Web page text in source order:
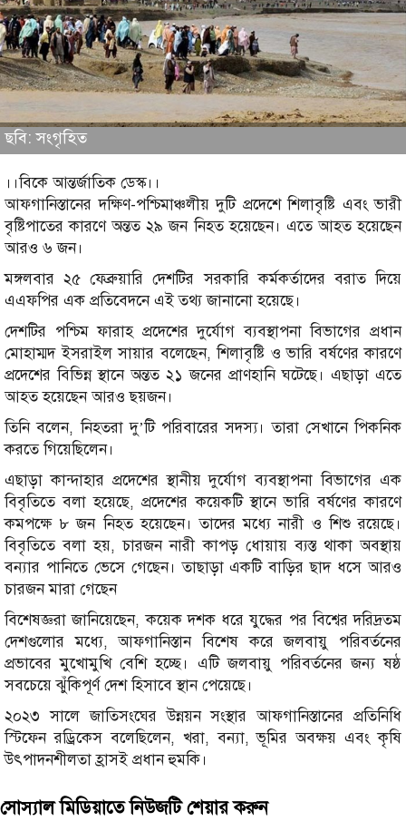
ছবি: সংগৃহিত
।।বিকে আন্তর্জাতিক ডেস্ক।।
আফগানিস্তানের দক্ষিণ-পশ্চিমাঞ্চলীয় দুটি প্রদেশে শিলাবৃষ্টি এবং ভারী
বৃষ্টিপাতের কারণে অন্তত ২৯ জন নিহত হয়েছেন। এতে আহত হয়েছেন
আরও ৬ জন।
মঙ্গলবার ২৫ ফেব্রুয়ারি দেশটির সরকারি কর্মকর্তাদের বরাত দিয়ে
এএফপির এক প্রতিবেদনে এই তথ্য জানানো হয়েছে।
দেশটির পশ্চিম ফারাহ প্রদেশের দুর্যোগ ব্যবস্থাপনা বিভাগের প্রধান
মোহাম্মদ ইসরাইল সায়ার বলেছেন, শিলাবৃষ্টি ও ভারি বর্ষণের কারণে
প্রদেশের বিভিন্ন স্থানে অন্তত ২১ জনের প্রাণহানি ঘটেছে। এছাড়া এতে
আহত হয়েছেন আরও ছয়জন।
তিনি বলেন, নিহতরা দু’টি পরিবারের সদস্য। তারা সেখানে পিকনিক
করতে গিয়েছিলেন।
এছাড়া কান্দাহার প্রদেশের স্থানীয় দুর্যোগ ব্যবস্থাপনা বিভাগের এক
বিবৃতিতে বলা হয়েছে, প্রদেশের কয়েকটি স্থানে ভারি বর্ষণের কারণে
কমপক্ষে ৮ জন নিহত হয়েছেন। তাদের মধ্যে নারী ও শিশু রয়েছে।
বিবৃতিতে বলা হয়, চারজন নারী কাপড় ধোয়ায় ব্যস্ত থাকা অবস্থায়
বন্যার পানিতে ভেসে গেছেন। তাছাড়া একটি বাড়ির ছাদ ধসে আরও
চারজন মারা গেছেন
বিশেষজ্ঞরা জানিয়েছেন, কয়েক দশক ধরে যুদ্ধের পর বিশ্বের দরিদ্রতম
দেশগুলোর মধ্যে, আফগানিস্তান বিশেষ করে জলবায়ু পরিবর্তনের
প্রভাবের মুখোমুখি বেশি হচ্ছে। এটি জলবায়ু পরিবর্তনের জন্য ষষ্ঠ
সবচেয়ে ঝুঁকিপূর্ণ দেশ হিসাবে স্থান পেয়েছে।
২০২৩ সালে জাতিসংঘের উন্নয়ন সংস্থার আফগানিস্তানের প্রতিনিধি
স্টিফেন রড্রিকেস বলেছিলেন, খরা, বন্যা, ভূমির অবক্ষয় এবং কৃষি
উৎপাদনশীলতা হ্রাসই প্রধান হুমকি।
সোস্যাল মিডিয়াতে নিউজটি শেয়ার করুন